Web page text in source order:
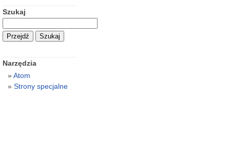
Szukaj
Narzędzia
Atom
Strony specjalne